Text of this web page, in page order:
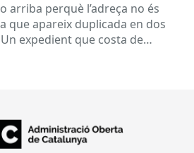
arriba perquè l’adreça no és
que apareix duplicada en dos
expedient que costa de